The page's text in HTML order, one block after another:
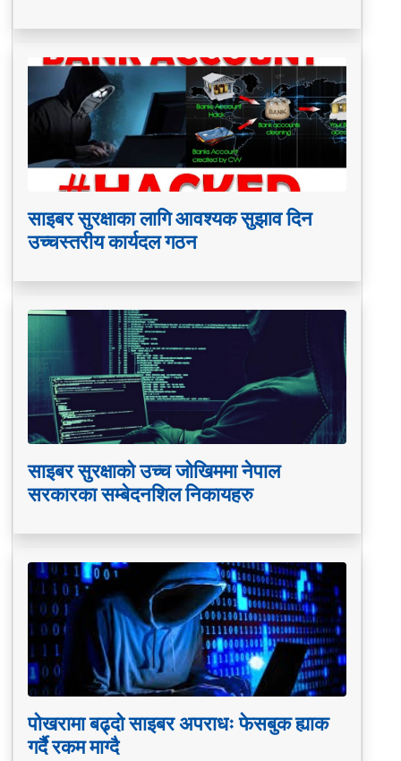
साइबर सुरक्षाका लागि आवश्यक सुझाव दिन
उच्चस्तरीय कार्यदल गठन
साइबर सुरक्षाको उच्च जोखिममा नेपाल
सरकारका सम्बेदनशिल निकायहरु
पोखरामा बढ्दो साइबर अपराधः फेसबुक ह्याक
गर्दै रकम माग्दै